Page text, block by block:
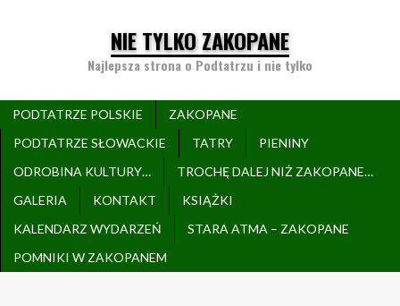
NIE TYLKO ZAKOPANE
Najlepsza strona o Podtatrzu i nie tylko
PODTATRZE POLSKIE
ZAKOPANE
PODTATRZE SŁOWACKIE
TATRY
PIENINY
ODROBINA KULTURY…
TROCHĘ DALEJ NIŻ ZAKOPANE…
GALERIA
KONTAKT
KSIĄŻKI
KALENDARZ WYDARZEŃ
STARA ATMA – ZAKOPANE
POMNIKI W ZAKOPANEM